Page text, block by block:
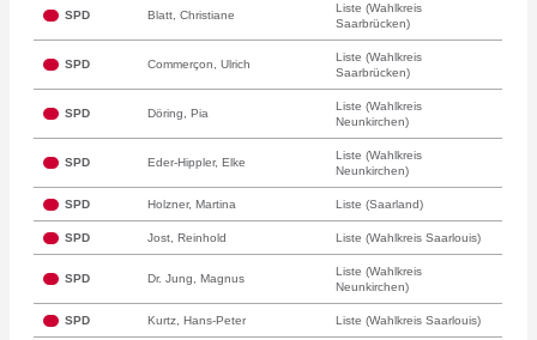
SPD Blatt, Christiane
Liste (Wahlkreis
Saarbrücken)
SPD Commerçon, Ulrich
Liste (Wahlkreis
Saarbrücken)
SPD Döring, Pia
Liste (Wahlkreis
Neunkirchen)
SPD Eder-Hippler, Elke
Liste (Wahlkreis
Neunkirchen)
SPD Holzner, Martina Liste (Saarland)
SPD Jost, Reinhold Liste (Wahlkreis Saarlouis)
SPD Dr. Jung, Magnus
Liste (Wahlkreis
Neunkirchen)
SPD Kurtz, Hans-Peter Liste (Wahlkreis Saarlouis)